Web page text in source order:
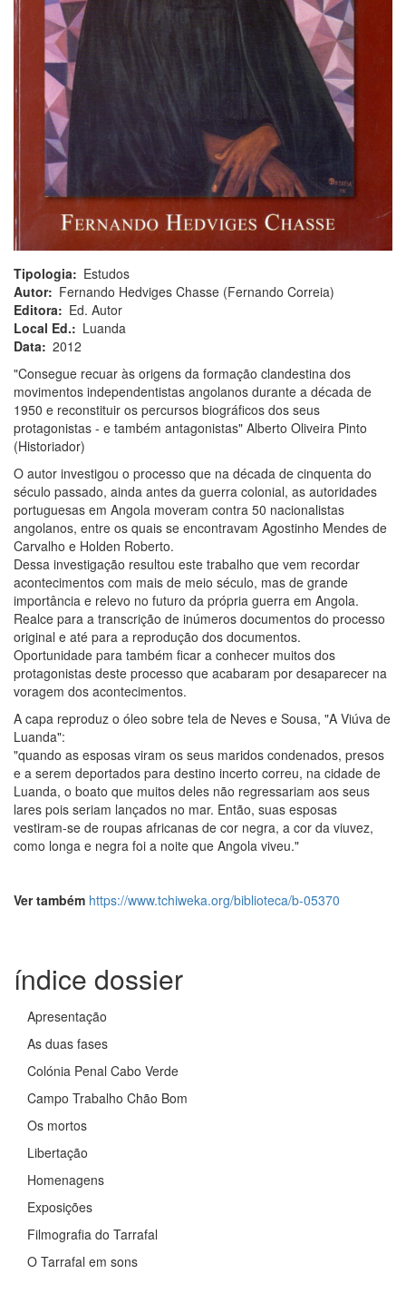
Tipologia
Estudos
Autor
Fernando Hedviges Chasse (Fernando Correia)
Editora
Ed. Autor
Local Ed.
Luanda
Data 2012
"Consegue recuar às origens da formação clandestina dos
movimentos independentistas angolanos durante a década de
1950 e reconstituir os percursos biográficos dos seus
protagonistas - e também antagonistas" Alberto Oliveira Pinto
(Historiador)
O autor investigou o processo que na década de cinquenta do
século passado, ainda antes da guerra colonial, as autoridades
portuguesas em Angola moveram contra 50 nacionalistas
angolanos, entre os quais se encontravam Agostinho Mendes de
Carvalho e Holden Roberto.
Dessa investigação resultou este trabalho que vem recordar
acontecimentos com mais de meio século, mas de grande
importância e relevo no futuro da própria guerra em Angola.
Realce para a transcrição de inúmeros documentos do processo
original e até para a reprodução dos documentos.
Oportunidade para também ficar a conhecer muitos dos
protagonistas deste processo que acabaram por desaparecer na
voragem dos acontecimentos.
A capa reproduz o óleo sobre tela de Neves e Sousa, "A Viúva de
Luanda":
"quando as esposas viram os seus maridos condenados, presos
e a serem deportados para destino incerto correu, na cidade de
Luanda, o boato que muitos deles não regressariam aos seus
lares pois seriam lançados no mar. Então, suas esposas
vestiram-se de roupas africanas de cor negra, a cor da viuvez,
como longa e negra foi a noite que Angola viveu."
Ver também https://www.tchiweka.org/biblioteca/b-05370
índice dossier
Apresentação
As duas fases
Colónia Penal Cabo Verde
Campo Trabalho Chão Bom
Os mortos
Libertação
Homenagens
Exposições
Filmografia do Tarrafal
O Tarrafal em sons